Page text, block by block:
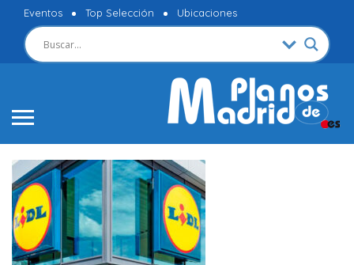
Eventos Top Selección Ubicaciones